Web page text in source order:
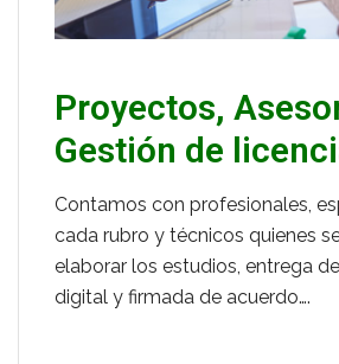
Proyectos,
Gestión de
Contamos con profesionales,
cada rubro y técnicos quienes
elaborar los estudios, entrega
digital y firmada de acuerdo….